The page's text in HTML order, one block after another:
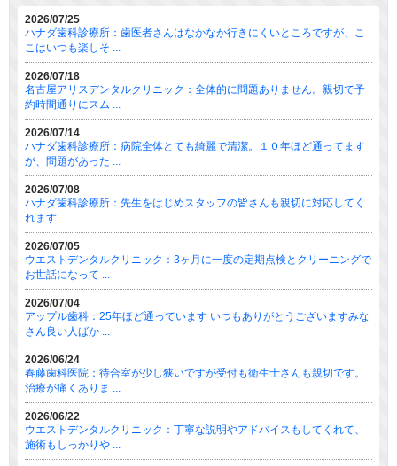
2026/07/25
ハナダ歯科診療所：歯医者さんはなかなか行きにくいところですが、こ
こはいつも楽しそ ...
2026/07/18
名古屋アリスデンタルクリニック：全体的に問題ありません。親切で予
約時間通りにスム ...
2026/07/14
ハナダ歯科診療所：病院全体とても綺麗で清潔。１０年ほど通ってます
が、問題があった ...
2026/07/08
ハナダ歯科診療所：先生をはじめスタッフの皆さんも親切に対応してく
れます
2026/07/05
ウエストデンタルクリニック：3ヶ月に一度の定期点検とクリーニングで
お世話になって ...
2026/07/04
アップル歯科：25年ほど通っています いつもありがとうございますみな
さん良い人ばか ...
2026/06/24
春藤歯科医院：待合室が少し狭いですが受付も衛生士さんも親切です。
治療が痛くありま ...
2026/06/22
ウエストデンタルクリニック：丁寧な説明やアドバイスもしてくれて、
施術もしっかりや ...